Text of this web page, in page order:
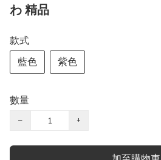
わ 精品
款式
藍色
紫色
數量
−
+